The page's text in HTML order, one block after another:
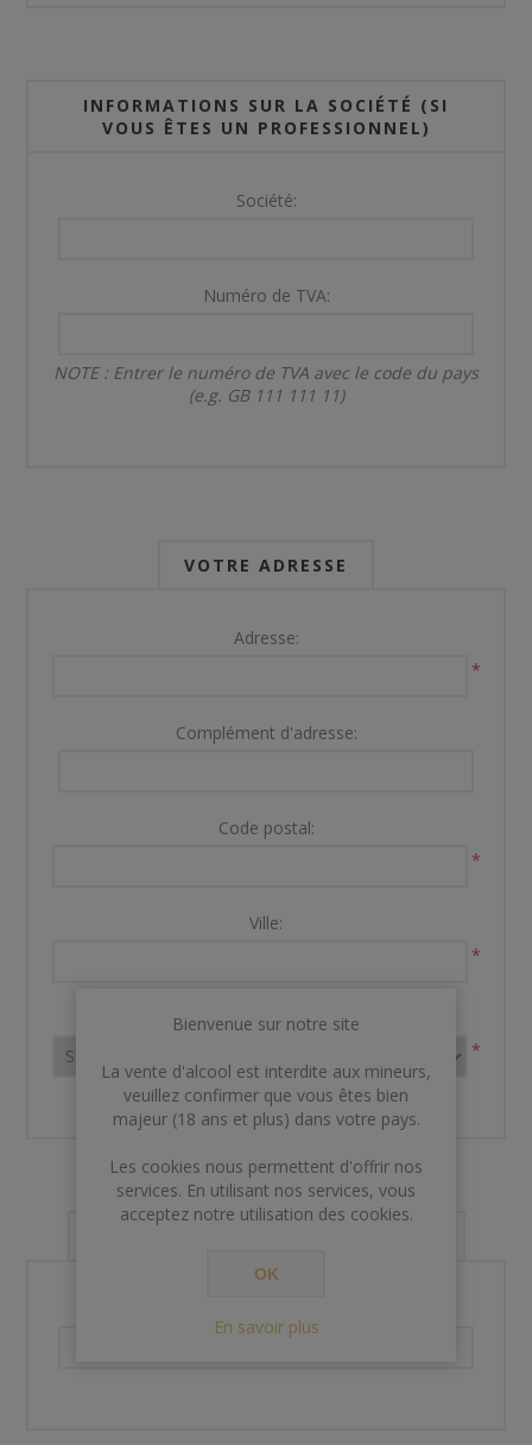
INFORMATIONS SUR LA SOCIÉTÉ (SI
VOUS ÊTES UN PROFESSIONNEL)
Société:
Numéro de TVA:
NOTE : Entrer le numéro de TVA avec le code du pays
(e.g. GB 111 111 11)
VOTRE ADRESSE
Adresse:
*
Complément d'adresse:
Code postal:
*
Ville:
*
Pays:
*
Bienvenue sur notre site
La vente d'alcool est interdite aux mineurs,
veuillez confirmer que vous êtes bien
majeur (18 ans et plus) dans votre pays.
Les cookies nous permettent d'offrir nos
services. En utilisant nos services, vous
acceptez notre utilisation des cookies.
OK
En savoir plus